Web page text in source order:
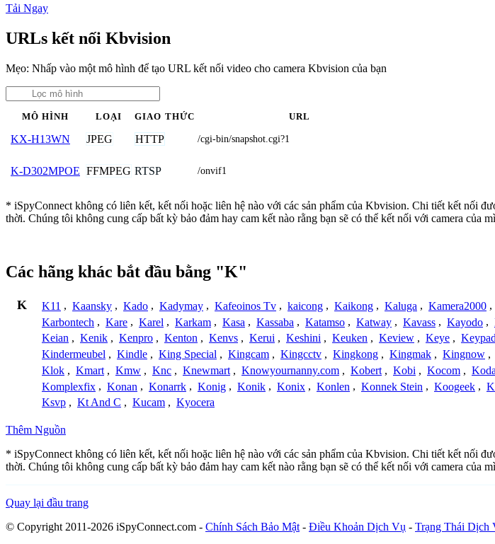
Tải Ngay
URLs kết nối Kbvision
Mẹo: Nhấp vào một mô hình để tạo URL kết nối video cho camera Kbvision của bạn
MÔ HÌNH LOẠI GIAO THỨC URL
KX-H13WN JPEG HTTP /cgi-bin/snapshot.cgi?1
K-D302MPOE FFMPEG RTSP /onvif1
* iSpyConnect không có liên kết, kết nối hoặc liên hệ nào với các sản phẩm của Kbvision. Chi tiết kết nối
thời. Chúng tôi không cung cấp bất kỳ bảo đảm hay cam kết nào rằng bạn sẽ có thể kết nối với camera của
Các hãng khác bắt đầu bằng "K"
K K11 , Kaansky , Kado , Kadymay , Kafeoinos Tv , kaicong , Kaikong , Kaluga , Kamera2000 ,
Karbontech , Kare , Karel , Karkam , Kasa , Kassaba , Katamso , Katway , Kavass , Kayodo ,
Keian , Kenik , Kenpro , Kenton , Kenvs , Kerui , Keshini , Keuken , Keview , Keye , Keypad
Kindermeubel , Kindle , King Special , Kingcam , Kingcctv , Kingkong , Kingmak , Kingnow ,
Klok , Kmart , Kmw , Knc , Knewmart , Knowyournanny.com , Kobert , Kobi , Kocom ,
Komplexfix , Konan , Konarrk , Konig , Konik , Konix , Konlen , Konnek Stein , Koogeek ,
Ksvp , Kt And C , Kucam , Kyocera
Thêm Nguồn
* iSpyConnect không có liên kết, kết nối hoặc liên hệ nào với các sản phẩm của Kbvision. Chi tiết kết nối
thời. Chúng tôi không cung cấp bất kỳ bảo đảm hay cam kết nào rằng bạn sẽ có thể kết nối với camera của
Quay lại đầu trang
© Copyright 2011-2026 iSpyConnect.com - Chính Sách Bảo Mật - Điều Khoản Dịch Vụ - Trạng Thái Dịch